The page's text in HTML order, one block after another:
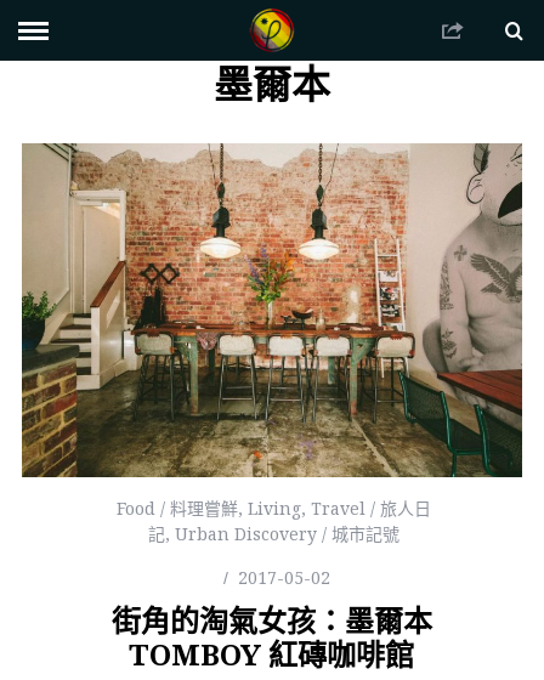
墨爾本
Food / 料理嘗鮮, Living, Travel / 旅人日
記, Urban Discovery / 城市記號
2017-05-02
街角的淘氣女孩：墨爾本
TOMBOY 紅磚咖啡館